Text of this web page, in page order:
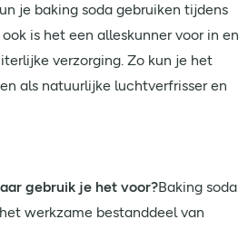
je baking soda gebruiken tijdens
is het een alleskunner voor in en
verzorging. Zo kun je het
als natuurlijke luchtverfrisser en
gebruik je het voor?Baking soda
werkzame bestanddeel van